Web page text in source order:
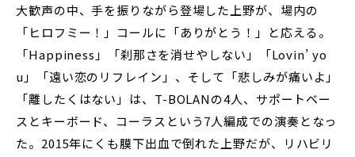
大歓声の中、手を振りながら登場した上野が、場内の
「ヒロフミー！」コールに「ありがとう！」と応える。
「Happiness」「刹那さを消せやしない」「Lovin’ yo
u」「遠い恋のリフレイン」、そして「悲しみが痛いよ」
「離したくはない」は、T-BOLANの4人、サポートベー
スとキーボード、コーラスという7人編成での演奏となっ
た。2015年にくも膜下出血で倒れた上野だが、リハビリ